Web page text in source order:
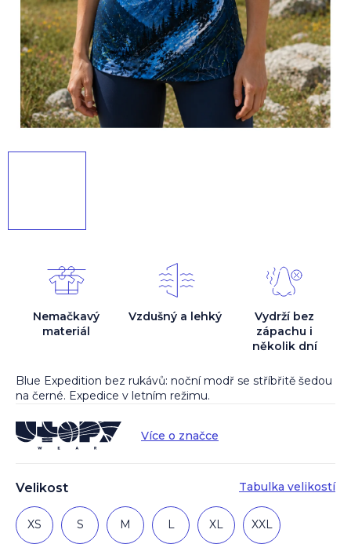
Velikost Tabulka velikostí
XS S M L XL XXL
Blue Expedition bez rukávů: noční modř se stříbřitě šedou
na černé. Expedice v letním režimu.
Více o značce
Nemačkavý
materiál
Vzdušný a lehký
Vydrží bez
zápachu i
několik dní